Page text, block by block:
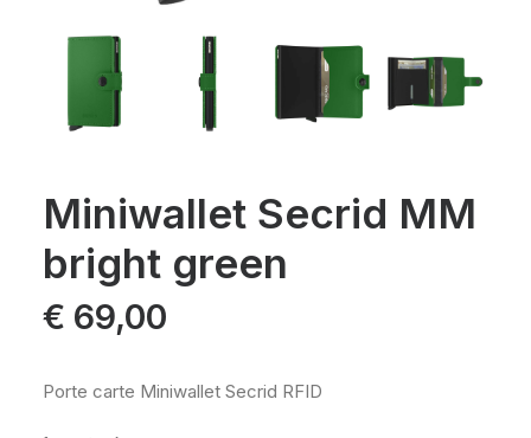
Miniwallet Secrid MM
bright green
€ 69,00
Porte carte Miniwallet Secrid RFID